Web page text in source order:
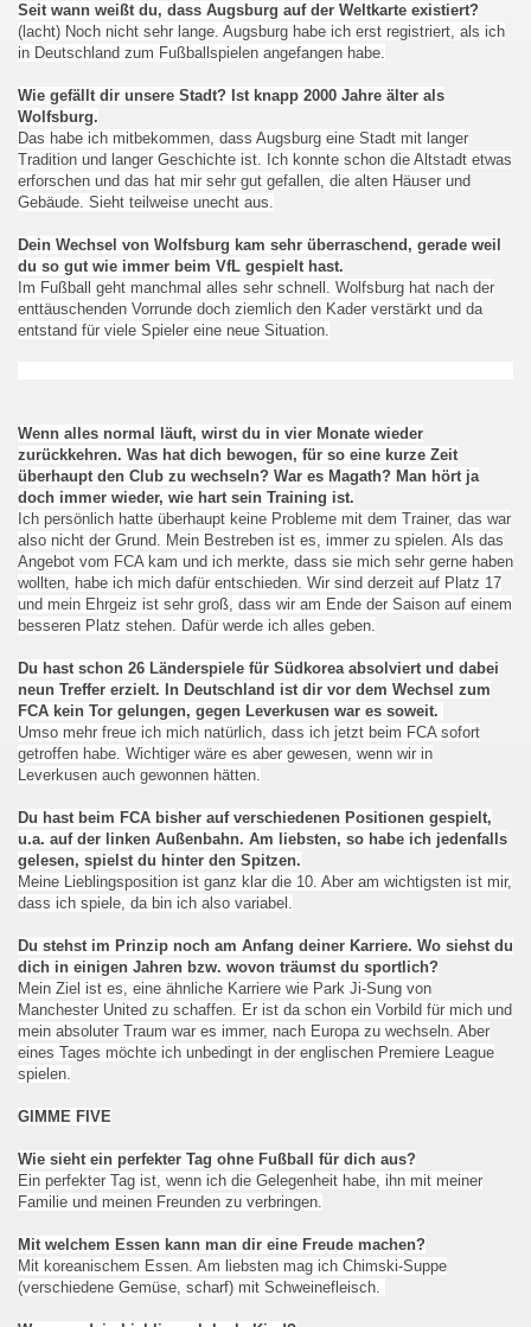
Seit wann weißt du, dass Augsburg auf der Weltkarte existiert?
(lacht) Noch nicht sehr lange. Augsburg habe ich erst registriert, als ich
in Deutschland zum Fußballspielen angefangen habe.
Wie gefällt dir unsere Stadt? Ist knapp 2000 Jahre älter als
Wolfsburg.
Das habe ich mitbekommen, dass Augsburg eine Stadt mit langer
Tradition und langer Geschichte ist. Ich konnte schon die Altstadt etwas
erforschen und das hat mir sehr gut gefallen, die alten Häuser und
Gebäude. Sieht teilweise unecht aus.
Dein Wechsel von Wolfsburg kam sehr überraschend, gerade weil
du so gut wie immer beim VfL gespielt hast.
Im Fußball geht manchmal alles sehr schnell. Wolfsburg hat nach der
enttäuschenden Vorrunde doch ziemlich den Kader verstärkt und da
entstand für viele Spieler eine neue Situation.
Wenn alles normal läuft, wirst du in vier Monate wieder
zurückkehren. Was hat dich bewogen, für so eine kurze Zeit
überhaupt den Club zu wechseln? War es Magath? Man hört ja
doch immer wieder, wie hart sein Training ist.
Ich persönlich hatte überhaupt keine Probleme mit dem Trainer, das war
also nicht der Grund. Mein Bestreben ist es, immer zu spielen. Als das
Angebot vom FCA kam und ich merkte, dass sie mich sehr gerne haben
wollten, habe ich mich dafür entschieden. Wir sind derzeit auf Platz 17
und mein Ehrgeiz ist sehr groß, dass wir am Ende der Saison auf einem
besseren Platz stehen. Dafür werde ich alles geben.
Du hast schon 26 Länderspiele für Südkorea absolviert und dabei
neun Treffer erzielt. In Deutschland ist dir vor dem Wechsel zum
FCA kein Tor gelungen, gegen Leverkusen war es soweit.
Umso mehr freue ich mich natürlich, dass ich jetzt beim FCA sofort
getroffen habe. Wichtiger wäre es aber gewesen, wenn wir in
Leverkusen auch gewonnen hätten.
Du hast beim FCA bisher auf verschiedenen Positionen gespielt,
u.a. auf der linken Außenbahn. Am liebsten, so habe ich jedenfalls
gelesen, spielst du hinter den Spitzen.
Meine Lieblingsposition ist ganz klar die 10. Aber am wichtigsten ist mir,
dass ich spiele, da bin ich also variabel.
Du stehst im Prinzip noch am Anfang deiner Karriere. Wo siehst du
dich in einigen Jahren bzw. wovon träumst du sportlich?
Mein Ziel ist es, eine ähnliche Karriere wie Park Ji-Sung von
Manchester United zu schaffen. Er ist da schon ein Vorbild für mich und
mein absoluter Traum war es immer, nach Europa zu wechseln. Aber
eines Tages möchte ich unbedingt in der englischen Premiere League
spielen.
GIMME FIVE
Wie sieht ein perfekter Tag ohne Fußball für dich aus?
Ein perfekter Tag ist, wenn ich die Gelegenheit habe, ihn mit meiner
Familie und meinen Freunden zu verbringen.
Mit welchem Essen kann man dir eine Freude machen?
Mit koreanischem Essen. Am liebsten mag ich Chimski-Suppe
(verschiedene Gemüse, scharf) mit Schweinefleisch.